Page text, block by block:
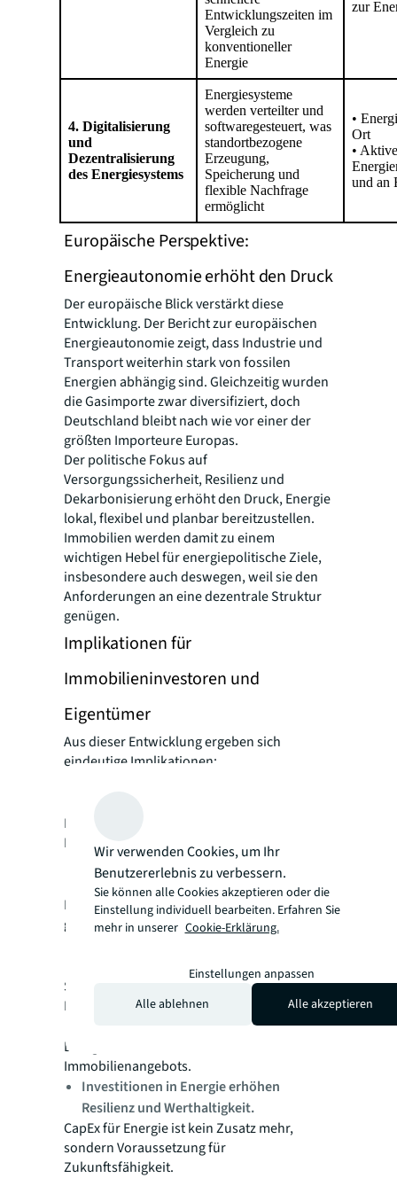
Entwicklungszeiten im
Vergleich zu
konventioneller
Energie
zur
4. Digitalisierung
und
Dezentralisierung
des Energiesystems
Energiesysteme
werden verteilter und
softwaregesteuert, was
standortbezogene
Erzeugung,
Speicherung und
flexible Nachfrage
ermöglicht
•
Ort
•
und an
Europäische Perspektive:
Energieautonomie erhöht den Druck
Der europäische Blick verstärkt diese
Entwicklung. Der Bericht zur europäischen
Energieautonomie zeigt, dass Industrie und
Transport weiterhin stark von fossilen
Energien abhängig sind. Gleichzeitig wurden
die Gasimporte zwar diversifiziert, doch
Deutschland bleibt nach wie vor einer der
größten Importeure Europas.
Der politische Fokus auf
Versorgungssicherheit, Resilienz und
Dekarbonisierung erhöht den Druck, Energie
lokal, flexibel und planbar bereitzustellen.
Immobilien werden damit zu einem
wichtigen Hebel für energiepolitische Ziele,
insbesondere auch deswegen, weil sie den
Anforderungen an eine dezentrale Struktur
genügen.
Implikationen für
Immobilieninvestoren und
Eigentümer
Aus dieser Entwicklung ergeben sich
eindeutige Implikationen:
Immobilien ohne belastbare
Energieperspektive verlieren an Attraktivität.
Energieinfrastruktur wird Teil der
Asset‑Strategie.
PV, Speicher und Energiemanagement
gehören zunehmend zur Grundausstattung.
gewinnen strategische Bedeutung.
Sie werden zu aktiven Bestandteilen des
Energiesystems.
Neue Geschäftsmodelle entstehen.
Energie‑Services werden Teil des
Immobilienangebots.
Investitionen in Energie erhöhen
Resilienz und Werthaltigkeit.
CapEx für Energie ist kein Zusatz mehr,
sondern Voraussetzung für
Zukunftsfähigkeit.
Wir verwenden Cookies, um Ihr
Benutzererlebnis zu verbessern.
Sie können alle Cookies akzeptieren oder die
Einstellung individuell bearbeiten. Erfahren Sie
mehr in unserer Cookie-Erklärung.
Einstellungen anpassen
Alle ablehnen
Alle akzeptieren